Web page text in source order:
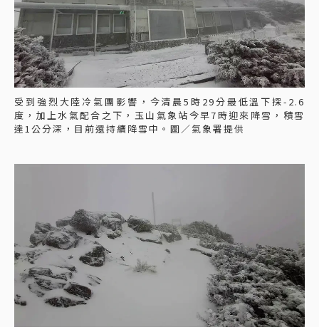
受到強烈大陸冷氣團影響，今清晨5時29分最低溫下探-2.6
度，加上水氣配合之下，玉山氣象站今早7時迎來降雪，積雪
達1公分深，目前還持續降雪中。圖／氣象署提供